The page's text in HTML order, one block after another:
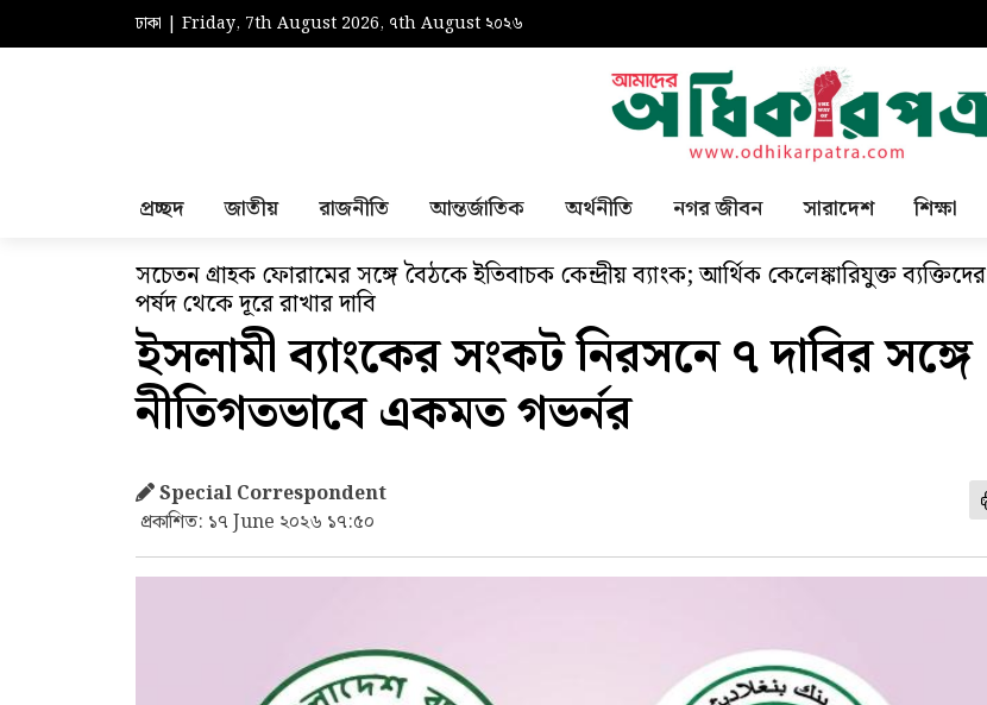
ঢাকা | Friday, 7th August 2026, ৭th August ২০২৬
প্রচ্ছদ জাতীয় রাজনীতি আন্তর্জাতিক অর্থনীতি নগর জীবন সারাদেশ শিক্ষা
সচেতন গ্রাহক ফোরামের সঙ্গে বৈঠকে ইতিবাচক কেন্দ্রীয় ব্যাংক; আর্থিক কেলেঙ্কারিযুক্ত ব্যক্তিদের
পর্ষদ থেকে দূরে রাখার দাবি
ইসলামী ব্যাংকের সংকট নিরসনে ৭ দাবির সঙ্গে
নীতিগতভাবে একমত গভর্নর
Special Correspondent
প্রকাশিত: ১৭ June ২০২৬ ১৭:৫০